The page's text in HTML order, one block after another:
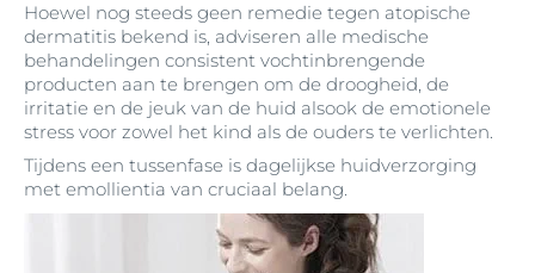
Hoewel nog steeds geen remedie tegen atopische
dermatitis bekend is, adviseren alle medische
behandelingen consistent vochtinbrengende
producten aan te brengen om de droogheid, de
irritatie en de jeuk van de huid alsook de emotionele
stress voor zowel het kind als de ouders te verlichten.
Tijdens een tussenfase is dagelijkse huidverzorging
met emollientia van cruciaal belang.